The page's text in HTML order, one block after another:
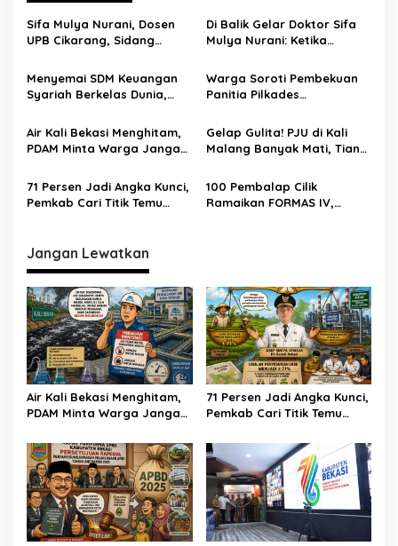
Sifa Mulya Nurani, Dosen
UPB Cikarang, Sidang
dipimpin Prof. Dr. H. Aden
Rosadi Dosen UIN SGD asal
Bekasi
Di Balik Gelar Doktor Sifa
Mulya Nurani: Ketika
Menyelamatkan Masa
Depan Anak Indonesia
Menyemai SDM Keuangan
Syariah Berkelas Dunia,
Akreditasi Unggul
Warga Soroti Pembekuan
Panitia Pilkades
Intervensi
Air Kali Bekasi Menghitam,
PDAM Minta Warga Jangan
Gelap Gulita! PJU di Kali
Malang Banyak Mati, Tiang
Waswas
71 Persen Jadi Angka Kunci,
Pemkab Cari Titik Temu
100 Pembalap Cilik
Ramaikan FORMAS IV,
Jangan Lewatkan
Air Kali Bekasi Menghitam,
PDAM Minta Warga Jangan
71 Persen Jadi Angka Kunci,
Pemkab Cari Titik Temu